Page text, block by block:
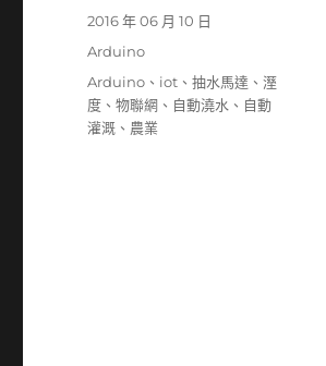
發
期:
2016 年 06 月 10 日
分
Arduino
標
籤
Arduino 、 iot 、抽水馬達 、溼
度 、物聯網 、 自動澆水 、 自動
灌溉 、 農業